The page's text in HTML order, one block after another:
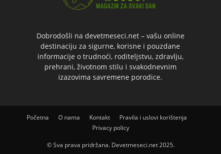
Dobrodošli na devetmeseci.net – vašu online
destinaciju za sigurne, korisne i pouzdane
informacije o trudnoći, roditeljstvu, zdravlju,
prehrani, životnom stilu i svakodnevnim
izazovima savremene porodice.
Početna O nama Kontakt
Pravila i uslovi korištenja
Privacy policy
© Sva prava pridržana. Devetmeseci.net 2025.